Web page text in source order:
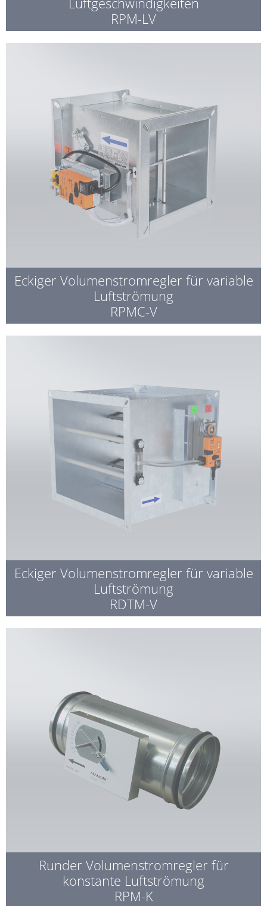
RPM-LV
Eckiger Volumenstromregler für variable
Luftströmung
RPMC-V
Eckiger Volumenstromregler für variable
Luftströmung
RDTM-V
Runder Volumenstromregler für
konstante Luftströmung
RPM-K